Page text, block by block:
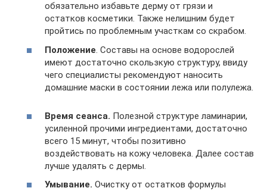
обязательно избавьте дерму от грязи и
остатков косметики. Также нелишним будет
пройтись по проблемным участкам со скрабом.
Положение . Составы на основе водорослей
имеют достаточно скользкую структуру, ввиду
чего специалисты рекомендуют наносить
домашние маски в состоянии лежа или полулежа.
Время сеанса. Полезной структуре ламинарии,
усиленной прочими ингредиентами, достаточно
всего 15 минут, чтобы позитивно
воздействовать на кожу человека. Далее состав
лучше удалять с дермы.
Умывание. Очистку от остатков формулы